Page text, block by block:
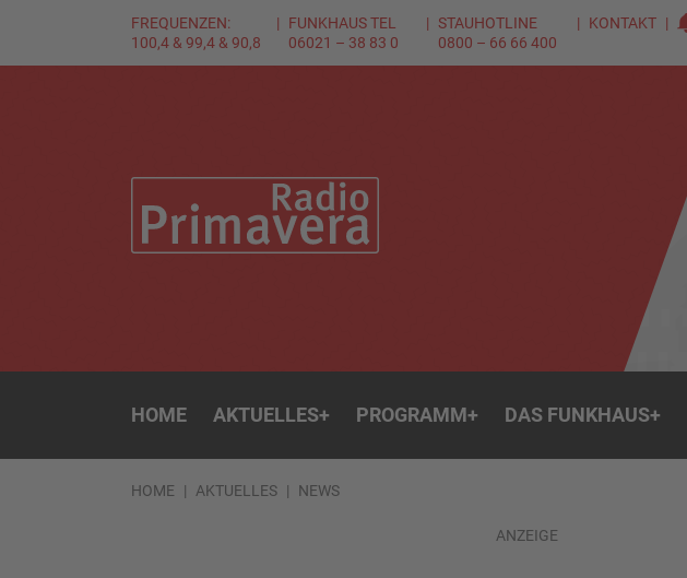
FREQUENZEN:
100,4 & 99,4 & 90,8
FUNKHAUS TEL
06021 – 38 83 0
STAUHOTLINE
0800 – 66 66 400
KONTAKT
HOME AKTUELLES+ PROGRAMM+ DAS FUNKHAUS+
HOME AKTUELLES NEWS
ANZEIGE